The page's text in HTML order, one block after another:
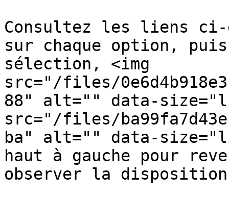
Consultez les liens ci-
sur chaque option,
sélection, <img
src="/files/
88" alt="" data-
src="/files/
ba" alt="" data-
haut à gauche pour
observer la disposition